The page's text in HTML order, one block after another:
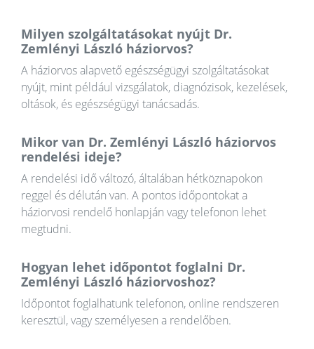
Milyen szolgáltatásokat nyújt Dr.
Zemlényi László háziorvos?
A háziorvos alapvető egészségügyi szolgáltatásokat
nyújt, mint például vizsgálatok, diagnózisok, kezelések,
oltások, és egészségügyi tanácsadás.
Mikor van Dr. Zemlényi László háziorvos
rendelési ideje?
A rendelési idő változó, általában hétköznapokon
reggel és délután van. A pontos időpontokat a
háziorvosi rendelő honlapján vagy telefonon lehet
megtudni.
Hogyan lehet időpontot foglalni Dr.
Zemlényi László háziorvoshoz?
Időpontot foglalhatunk telefonon, online rendszeren
keresztül, vagy személyesen a rendelőben.